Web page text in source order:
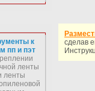
к
пп и пэт
ленты
ленты
сделав